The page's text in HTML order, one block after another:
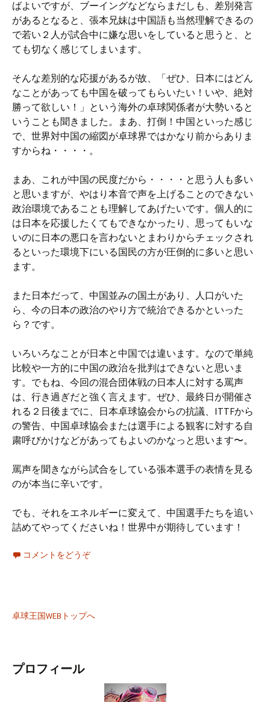
ばよいですが、ブーイングなどならまだしも、差別発言
があるとなると、張本兄妹は中国語も当然理解できるの
で若い２人が試合中に嫌な思いをしていると思うと、と
ても切なく感じてしまいます。
そんな差別的な応援があるが故、「ぜひ、日本にはどん
なことがあっても中国を破ってもらいたい！いや、絶対
勝って欲しい！」という海外の卓球関係者が大勢いると
いうことも聞きました。まあ、打倒！中国といった感じ
で、世界対中国の縮図が卓球界ではかなり前からありま
すからね・・・・。
まあ、これが中国の民度だから・・・・と思う人も多い
と思いますが、やはり本音で声を上げることのできない
政治環境であることも理解してあげたいです。個人的に
は日本を応援したくてもできなかったり、思ってもいな
いのに日本の悪口を言わないとまわりからチェックされ
るといった環境下にいる国民の方が圧倒的に多いと思い
ます。
また日本だって、中国並みの国土があり、人口がいた
ら、今の日本の政治のやり方で統治できるかといった
ら？です。
いろいろなことが日本と中国では違います。なので単純
比較や一方的に中国の政治を批判はできないと思いま
す。でもね、今回の混合団体戦の日本人に対する罵声
は、行き過ぎだと強く言えます。ぜひ、最終日が開催さ
れる２日後までに、日本卓球協会からの抗議、ITTFから
の警告、中国卓球協会または選手による観客に対する自
粛呼びかけなどがあってもよいのかなっと思います〜。
罵声を聞きながら試合をしている張本選手の表情を見る
のが本当に辛いです。
でも、それをエネルギーに変えて、中国選手たちを追い
詰めてやってくださいね！世界中が期待しています！
コメントをどうぞ
卓球王国WEBトップへ
プロフィール